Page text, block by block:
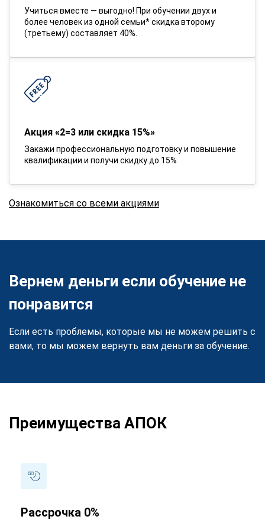
Учиться вместе — выгодно! При обучении двух и
более человек из одной семьи* скидка второму
(третьему) составляет 40%.
Акция «2=3 или скидка 15%»
Закажи профессиональную подготовку и повышение
квалификации и получи скидку до 15%
Ознакомиться со всеми акциями
Вернем деньги если обучение не
понравится
Если есть проблемы, которые мы не можем решить с
вами, то мы можем вернуть вам деньги за обучение.
Преимущества АПОК
Рассрочка 0%